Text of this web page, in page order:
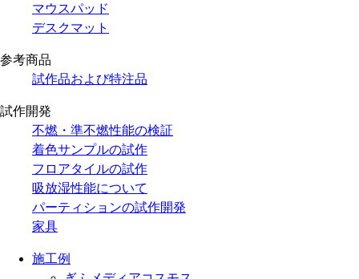
マウスパッド
デスクマット
参考商品
試作品および特注品
試作開発
不燃・準不燃性能の検証
着色サンプルの試作
フロアタイルの試作
吸放湿性能について
パーティションの試作開発
家具
施工例